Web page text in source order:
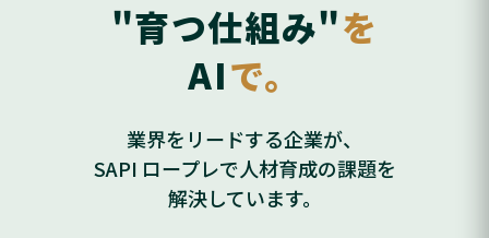
"育つ仕組み"を
AIで。
業界をリードする企業が、
SAPI ロープレで人材育成の課題を
解決しています。